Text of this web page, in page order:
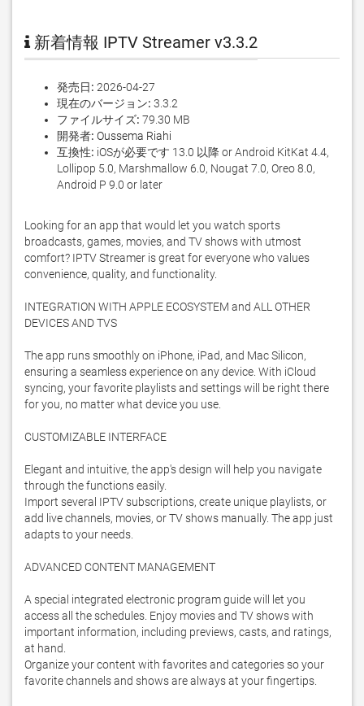
新着情報 IPTV Streamer v3.3.2
発売日: 2026-04-27
現在のバージョン: 3.3.2
ファイルサイズ: 79.30 MB
開発者: Oussema Riahi
互換性: iOSが必要です 13.0 以降 or Android KitKat 4.4,
Lollipop 5.0, Marshmallow 6.0, Nougat 7.0, Oreo 8.0,
Android P 9.0 or later
Looking for an app that would let you watch sports
broadcasts, games, movies, and TV shows with utmost
comfort? IPTV Streamer is great for everyone who values
convenience, quality, and functionality.
INTEGRATION WITH APPLE ECOSYSTEM and ALL OTHER
DEVICES AND TVS
The app runs smoothly on iPhone, iPad, and Mac Silicon,
ensuring a seamless experience on any device. With iCloud
syncing, your favorite playlists and settings will be right there
for you, no matter what device you use.
CUSTOMIZABLE INTERFACE
Elegant and intuitive, the app's design will help you navigate
through the functions easily.
Import several IPTV subscriptions, create unique playlists, or
add live channels, movies, or TV shows manually. The app just
adapts to your needs.
ADVANCED CONTENT MANAGEMENT
A special integrated electronic program guide will let you
access all the schedules. Enjoy movies and TV shows with
important information, including previews, casts, and ratings,
at hand.
Organize your content with favorites and categories so your
favorite channels and shows are always at your fingertips.